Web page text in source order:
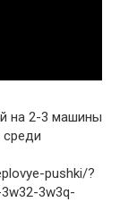
на 2-3 машины
pushki/?
3w3q-